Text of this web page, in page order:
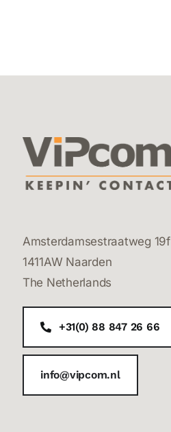
Amsterdamsestraatweg 19f
1411AW Naarden
The Netherlands
+31(0) 88 847 26 66
info@vipcom.nl